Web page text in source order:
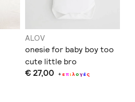
ALOV
onesie for baby boy too
cute little bro
€ 27,00 +επιλογές